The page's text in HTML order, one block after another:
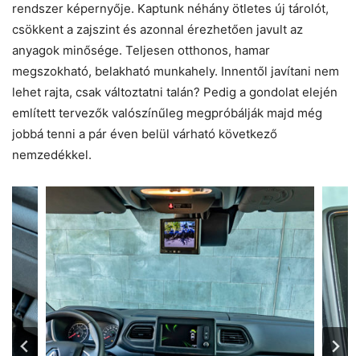
rendszer képernyője. Kaptunk néhány ötletes új tárolót,
csökkent a zajszint és azonnal érezhetően javult az
anyagok minősége. Teljesen otthonos, hamar
megszokható, belakható munkahely. Innentől javítani nem
lehet rajta, csak változtatni talán? Pedig a gondolat elején
említett tervezők valószínűleg megpróbálják majd még
jobbá tenni a pár éven belül várható következő
nemzedékkel.